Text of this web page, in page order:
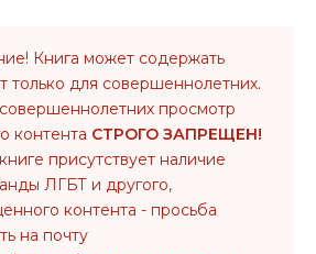
Книга может содержать
только для совершеннолетних.
просмотр
контента СТРОГО ЗАПРЕЩЕН!
присутствует наличие
ЛГБТ и другого,
контента - просьба
на почту